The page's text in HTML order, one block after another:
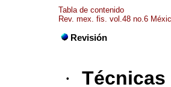
Tabla de contenido
Rev. mex. fis. vol.48 no.6
Revisión
·